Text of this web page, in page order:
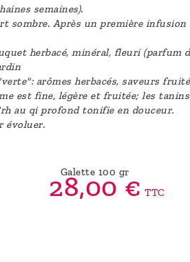
semaines).
sombre. Après un première
herbacé, minéral, fleuri
arômes herbacés, saveurs
est fine, légère et fruitée; les
au qi profond tonifie en douceur.
évoluer.
Galette 100 gr
28,00€ TTC